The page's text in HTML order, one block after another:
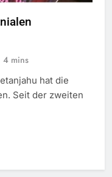
4 mins
hat die
Seit der zweiten